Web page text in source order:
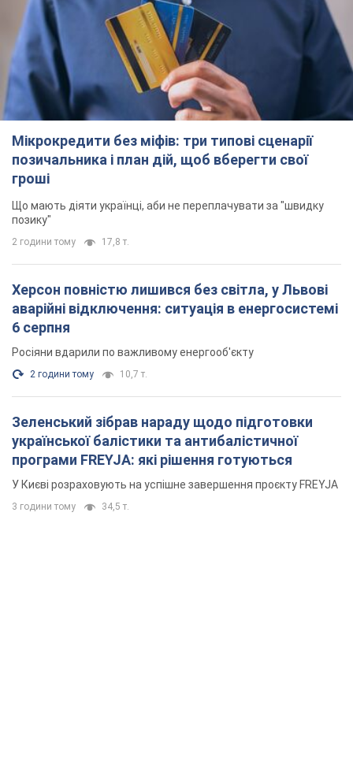
Мікрокредити без міфів: три типові сценарії
позичальника і план дій, щоб вберегти свої
гроші
Що мають діяти українці, аби не переплачувати за "швидку
позику"
2 години тому 17,8 т.
Херсон повністю лишився без світла, у Львові
аварійні відключення: ситуація в енергосистемі
6 серпня
Росіяни вдарили по важливому енергооб'єкту
2 години тому 10,7 т.
Зеленський зібрав нараду щодо підготовки
української балістики та антибалістичної
програми FREYJA: які рішення готуються
У Києві розраховують на успішне завершення проєкту FREYJA
3 години тому 34,5 т.